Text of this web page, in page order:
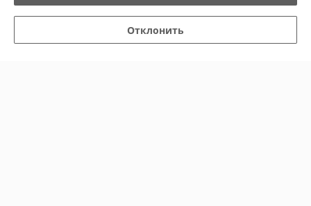
О нас
Отклонить